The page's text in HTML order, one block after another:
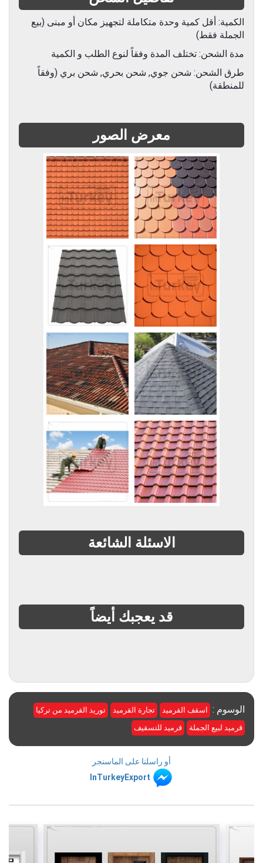
الكمية: أقل كمية وحدة متكاملة لتجهيز مكان أو مبنى (بيع
الجملة فقط)
مدة الشحن: تختلف المدة وفقاً لنوع الطلب و الكمية
طرق الشحن: شحن جوي, شحن بحري, شحن بري (وفقاً
للمنطقة)
معرض الصور
الاسئلة الشائعة
قد يعجبك أيضاً
الوسوم : اسقف القرميد تجارة القرميد
توريد القرميد من تركيا
قرميد لبيع الجملة
قرميد للتسقيف
أو راسلنا على الماسنجر
InTurkeyExport